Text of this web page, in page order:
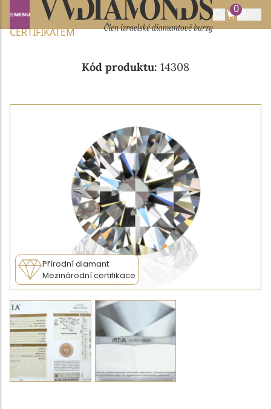
0
Domů NABÍDKA DIAMANTŮ
0.40CT D/VVS1 S GIA
CERTIFIKÁTEM
Kód produktu: 14308
Přírodní diamant
Mezinárodní certifikace